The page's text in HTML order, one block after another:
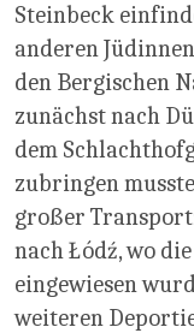
Steinbeck
anderen
den Bergischen
zunächst nach
dem
zubringen
großer
nach Łódź, wo
eingewiesen
weiteren